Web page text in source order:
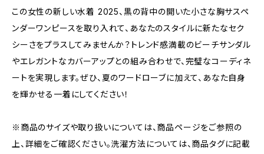
この女性の新しい水着 2025、黒の背中の開いた小さな胸サスペ
ンダーワンピースを取り入れて、あなたのスタイルに新たなセク
シーさをプラスしてみませんか？トレンド感満載のビーチサンダル
やエレガントなカバーアップとの組み合わせで、完璧なコーディネ
ートを実現します。ぜひ、夏のワードローブに加えて、あなた自身
を輝かせる一着にしてください！
※商品のサイズや取り扱いについては、商品ページをご参照の
上、詳細をご確認ください。洗濯方法については、商品タグに記載